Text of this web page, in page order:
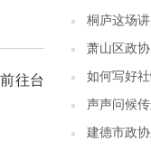
往台
桐庐这场讲
萧山区政
如何写好
声声问候
建德市政